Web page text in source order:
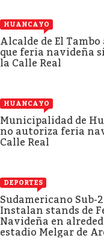
HUANCAYO
Alcalde de El Tambo
que feria navideña
la Calle Real
HUANCAYO
Municipalidad de
no autoriza feria
Calle Real
DEPORTES
Sudamericano Sub-
Instalan stands de
Navideña en
estadio Melgar de